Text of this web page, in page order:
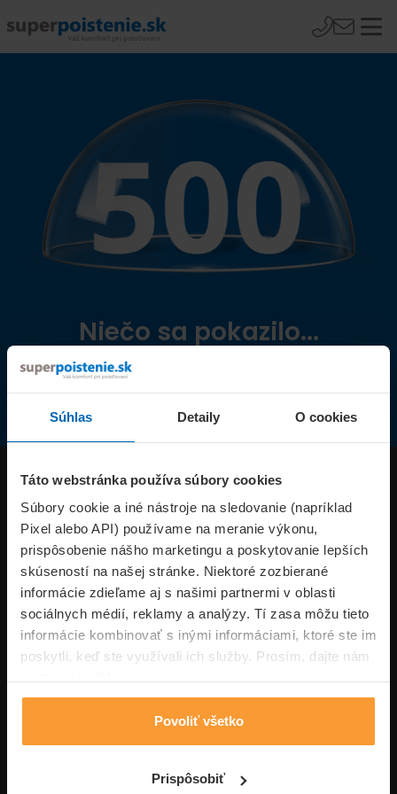
Súhlas Detaily O cookies
Táto webstránka používa súbory cookies
Súbory cookie a iné nástroje na sledovanie (napríklad
Pixel alebo API) používame na meranie výkonu,
prispôsobenie nášho marketingu a poskytovanie lepších
skúseností na našej stránke. Niektoré zozbierané
informácie zdieľame aj s našimi partnermi v oblasti
sociálnych médií, reklamy a analýzy. Tí zasa môžu tieto
informácie kombinovať s inými informáciami, ktoré ste im
poskytli, keď ste využívali ich služby. Prosím, dajte nám
Povoliť všetko
Prispôsobiť
Niečo sa pokazilo...
Přejít na úvodní stránku
Produkty
Superpoistenie.sk
Informácie
Typy poistení
Volajte pon-pia: 09:00–17:00 hod
0850 100 101
Napíšte nám